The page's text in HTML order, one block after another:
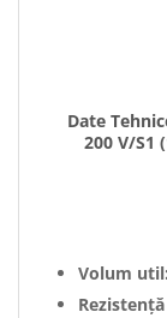
Date
200 V/S1
Volum util: